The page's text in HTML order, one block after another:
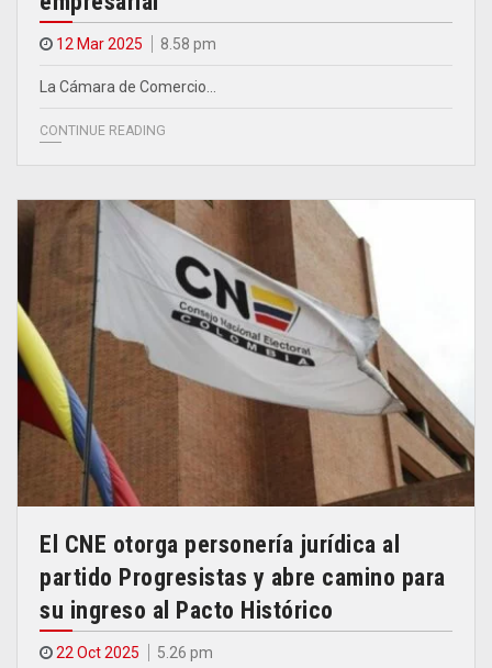
12 Mar 2025 8.58 pm
La Cámara de Comercio…
CONTINUE READING
El CNE otorga personería jurídica al
partido Progresistas y abre camino para
su ingreso al Pacto Histórico
22 Oct 2025 5.26 pm